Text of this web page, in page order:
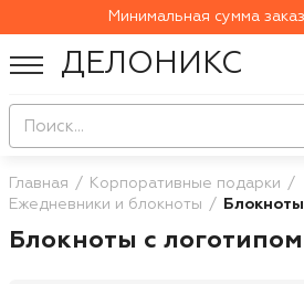
Минимальная сумма
ДЕЛОНИКС
Главная
Корпоративные подарки
Ежедневники и блокноты
Блокноты с логотипом